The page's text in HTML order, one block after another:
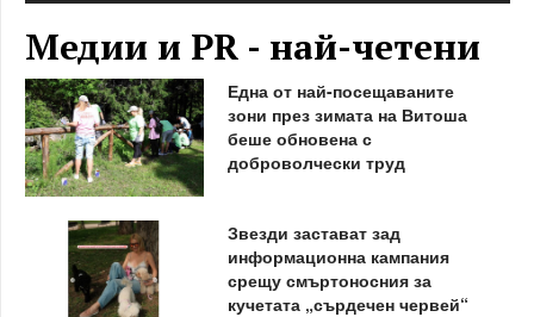
Медии и PR - най-четени
Една от най-посещаваните
зони през зимата на Витоша
беше обновена с
доброволчески труд
Звезди застават зад
информационна кампания
срещу смъртоносния за
кучетата „сърдечен червей“